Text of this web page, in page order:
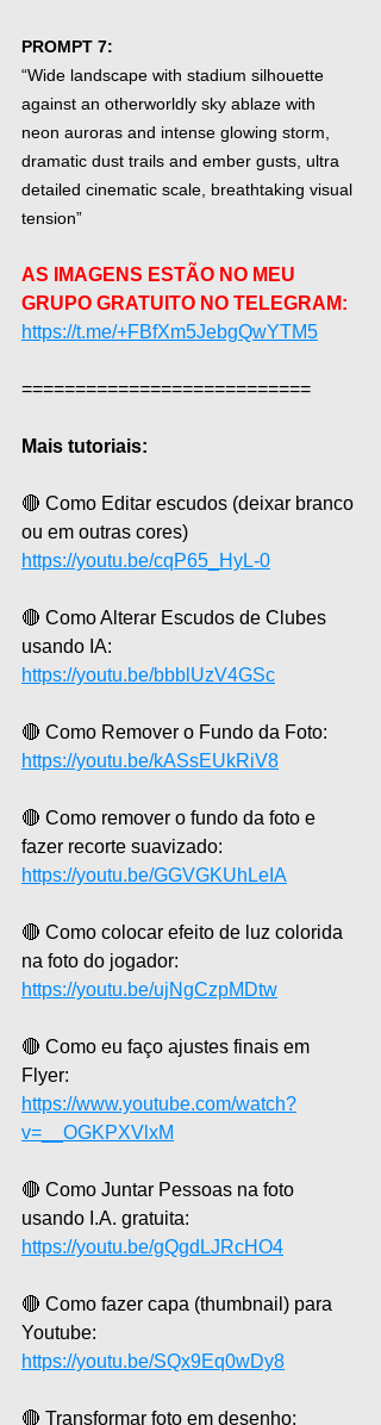
PROMPT 7:
“Wide landscape with stadium silhouette
against an otherworldly sky ablaze with
neon auroras and intense glowing storm,
dramatic dust trails and ember gusts, ultra
detailed cinematic scale, breathtaking visual
tension”
AS IMAGENS ESTÃO NO MEU
GRUPO GRATUITO NO TELEGRAM:
https://t.me/+FBfXm5JebgQwYTM5
===========================
Mais tutoriais:
🔴 Como Editar escudos (deixar branco
ou em outras cores)
https://youtu.be/cqP65_HyL-0
🔴 Como Alterar Escudos de Clubes
usando IA:
https://youtu.be/bbblUzV4GSc
🔴 Como Remover o Fundo da Foto:
https://youtu.be/kASsEUkRiV8
🔴 Como remover o fundo da foto e
fazer recorte suavizado:
https://youtu.be/GGVGKUhLeIA
🔴 Como colocar efeito de luz colorida
na foto do jogador:
https://youtu.be/ujNgCzpMDtw
🔴 Como eu faço ajustes finais em
Flyer:
https://www.youtube.com/watch?
v=__OGKPXVlxM
🔴 Como Juntar Pessoas na foto
usando I.A. gratuita:
https://youtu.be/gQgdLJRcHO4
🔴 Como fazer capa (thumbnail) para
Youtube:
https://youtu.be/SQx9Eq0wDy8
🔴 Transformar foto em desenho: